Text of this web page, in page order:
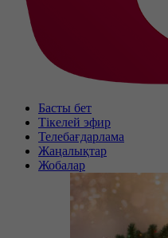
Басты бет
Тікелей эфир
Телебағдарлама
Жаңалықтар
Жобалар